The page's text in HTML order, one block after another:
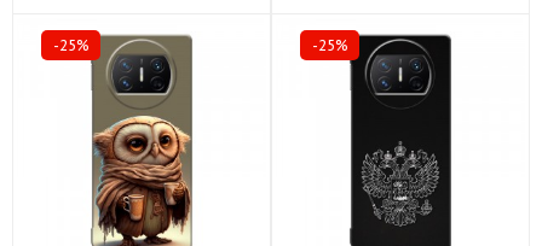
-25% -25%